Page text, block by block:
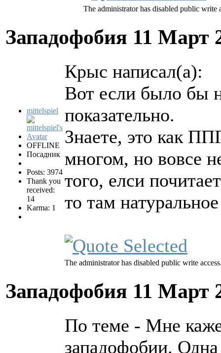
The administrator has disabled public write
Западофобия 11 Март
mittelspiel
OFFLINE
Посадник
Posts: 3974
Thank you
received:
14
Karma: 1
Крыс написал(а):
Вот если было бы
показательно.
Знаете, это как
многом, но вовсе
того, елси
то там
The administrator has disabled public write
Западофобия 11 Март
По теме - Мне
западофобии.